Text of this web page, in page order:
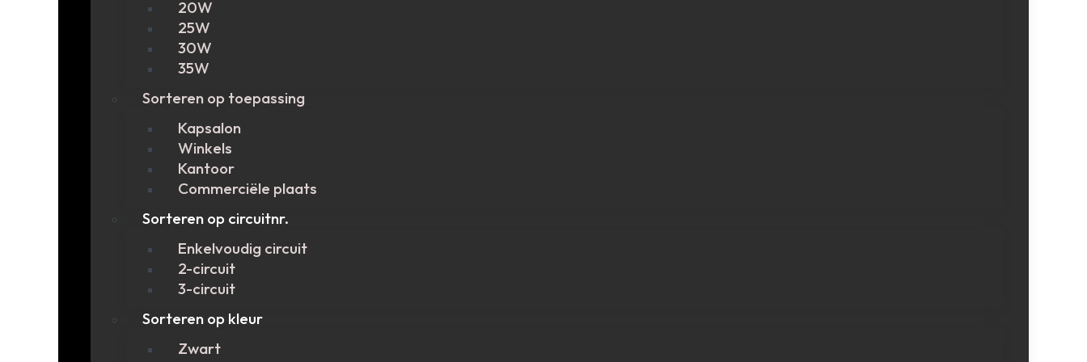
20W
25W
30W
35W
Sorteren op toepassing
Kapsalon
Winkels
Kantoor
Commerciële plaats
Sorteren op circuitnr.
Enkelvoudig circuit
2-circuit
3-circuit
Sorteren op kleur
Zwart